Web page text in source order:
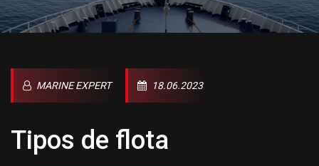
MARINE EXPERT 18.06.2023
Tipos de flota